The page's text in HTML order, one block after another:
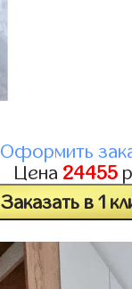
Оформить
Цена 24455 р
Заказать в 1